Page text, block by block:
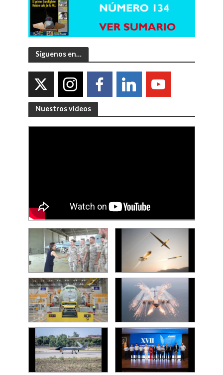
Síguenos en…
Nuestros videos